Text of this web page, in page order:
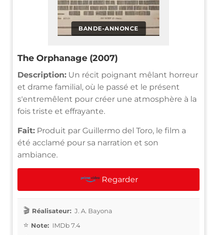
BANDE-ANNONCE
The Orphanage (2007)
Description: Un récit poignant mêlant horreur
et drame familial, où le passé et le présent
s'entremêlent pour créer une atmosphère à la
fois triste et effrayante.
Fait: Produit par Guillermo del Toro, le film a
été acclamé pour sa narration et son
ambiance.
Regarder
Réalisateur: J. A. Bayona
Note: IMDb 7.4